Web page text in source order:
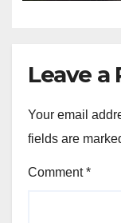
Leave a
Your email
fields are
Comment*